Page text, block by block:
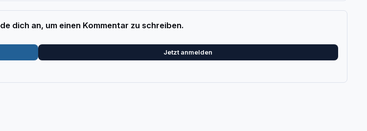
dich an, um einen Kommentar zu schreiben.
Jetzt anmelden